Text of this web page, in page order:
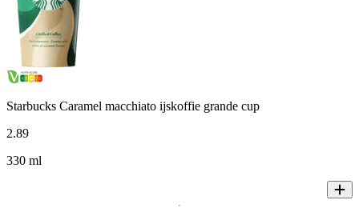
Starbucks Caramel macchiato ijskoffie grande cup
2.89
330 ml